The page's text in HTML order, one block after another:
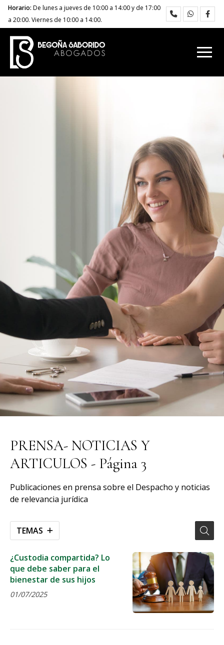
Horario: De lunes a jueves de 10:00 a 14:00 y de 17:00
a 20:00. Viernes de 10:00 a 14:00.
PRENSA- NOTICIAS Y
ARTICULOS - Página 3
Publicaciones en prensa sobre el Despacho y noticias
de relevancia jurídica
TEMAS
¿Custodia compartida? Lo
que debe saber para el
bienestar de sus hijos
01/07/2025